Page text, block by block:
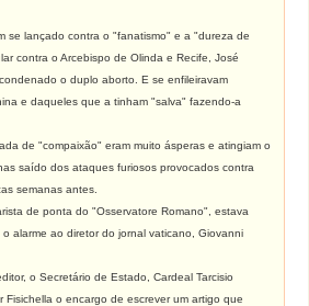
lançado contra o "fanatismo" e a "dureza de
contra o Arcebispo de Olinda e Recife, José
o duplo aborto. E se enfileiravam
e daqueles que a tinham "salva" fazendo-a
de "compaixão" eram muito ásperas e atingiam o
saído dos ataques furiosos provocados contra
semanas antes.
de ponta do "Osservatore Romano", estava
alarme ao diretor do jornal vaticano, Giovanni
o Secretário de Estado, Cardeal Tarcisio
o encargo de escrever um artigo que